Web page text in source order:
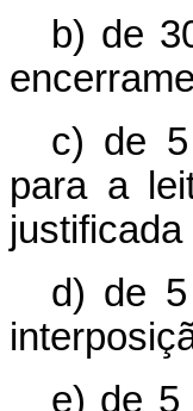
b) de
c) de 5
para a
d) de
e) de 5